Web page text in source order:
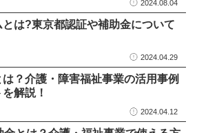
2024.08.04
は?東京都認証や補助金について
2024.04.29
？介護・障害福祉事業の活用事例
解説！
2024.04.12